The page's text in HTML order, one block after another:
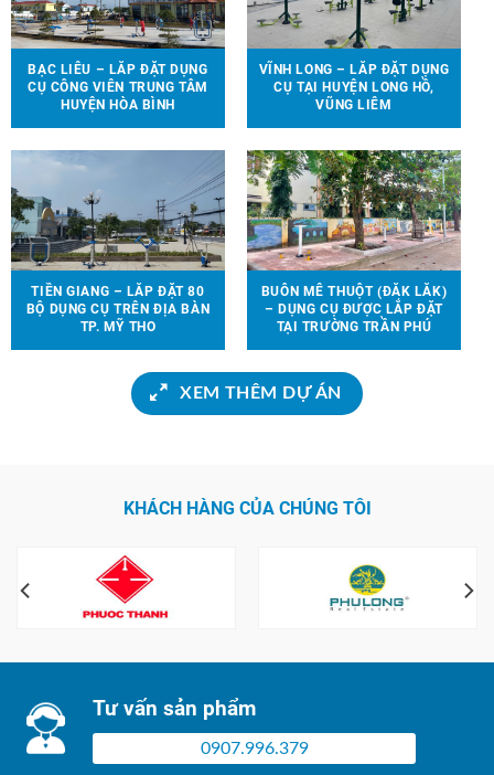
BẠC LIÊU – LẮP ĐẶT DỤNG
CỤ CÔNG VIÊN TRUNG TÂM
HUYỆN HÒA BÌNH
VĨNH LONG – LẮP ĐẶT DỤNG
CỤ TẠI HUYỆN LONG HỒ,
VŨNG LIÊM
TIỀN GIANG – LẮP ĐẶT 80
BỘ DỤNG CỤ TRÊN ĐỊA BÀN
TP. MỸ THO
BUÔN MÊ THUỘT (ĐẮK LẮK)
– DỤNG CỤ ĐƯỢC LẮP ĐẶT
TẠI TRƯỜNG TRẦN PHÚ
XEM THÊM DỰ ÁN
KHÁCH HÀNG CỦA CHÚNG TÔI
Tư vấn sản phẩm
0907.996.379